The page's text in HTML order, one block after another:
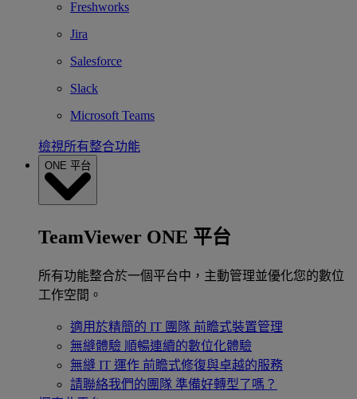
Freshworks
Jira
Salesforce
Slack
Microsoft Teams
檢視所有整合功能
ONE 平台
TeamViewer ONE 平台
所有功能整合於一個平台中，主動管理並優化您的數位
工作空間。
適用於精簡的 IT 團隊 前瞻式裝置管理
無縫體驗 順暢連續的數位化體驗
無縫 IT 運作 前瞻式修復與卓越的服務
請聯絡我們的團隊 準備好轉型了嗎？